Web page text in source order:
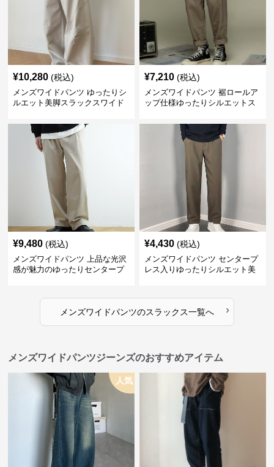
¥10,280 (税込)
メンズワイドパンツ ゆったりシ
ルエット美脚スラックスワイド
¥7,210 (税込)
メンズワイドパンツ 裾ロールア
ップ仕様ゆったりシルエットス
¥9,480 (税込)
メンズワイドパンツ 上品な光沢
感が魅力のゆったりセンタープ
¥4,430 (税込)
メンズワイドパンツ センタープ
レス入りゆったりシルエット美
メンズワイドパンツのスラックス一覧へ ›
メンズワイドパンツジーンズのおすすめアイテム
人気